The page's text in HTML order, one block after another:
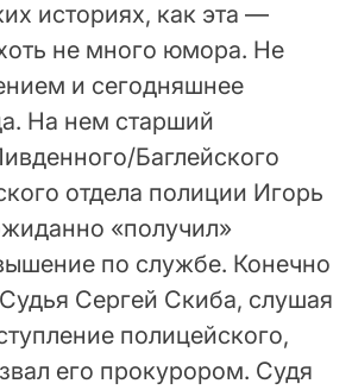
историях, как эта —
не много юмора. Не
и сегодняшнее
На нем старший
Баглейского
отдела полиции Игорь
«получил»
по службе. Конечно
Сергей Скиба, слушая
полицейского,
его прокурором. Судя